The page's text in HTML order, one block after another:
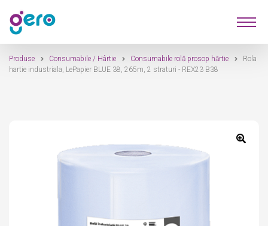
Sari
la
navigare
Sari
la
conținut
Produse
Furnizori
Produse Consumabile / Hârtie Consumabile rolă prosop hărtie
Rola
hartie industriala, LePapier BLUE 38, 265m, 2 straturi - REX23 B38